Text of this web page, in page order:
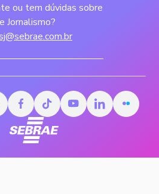
ou tem dúvidas sobre
Jornalismo?